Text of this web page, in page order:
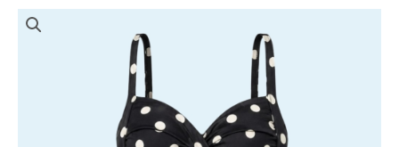
товара
Женский